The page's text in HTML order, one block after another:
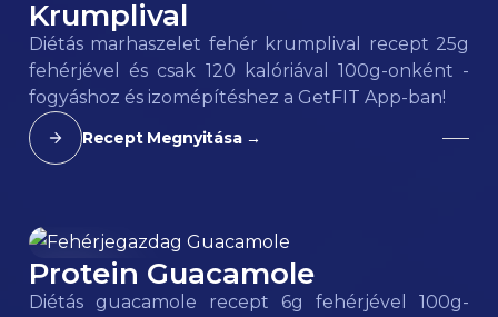
Krumplival
Diétás marhaszelet fehér krumplival recept 25g
fehérjével és csak 120 kalóriával 100g-onként -
fogyáshoz és izomépítéshez a GetFIT App-ban!
Recept Megnyitása →
106kcal
Protein Guacamole
Diétás guacamole recept 6g fehérjével 100g-